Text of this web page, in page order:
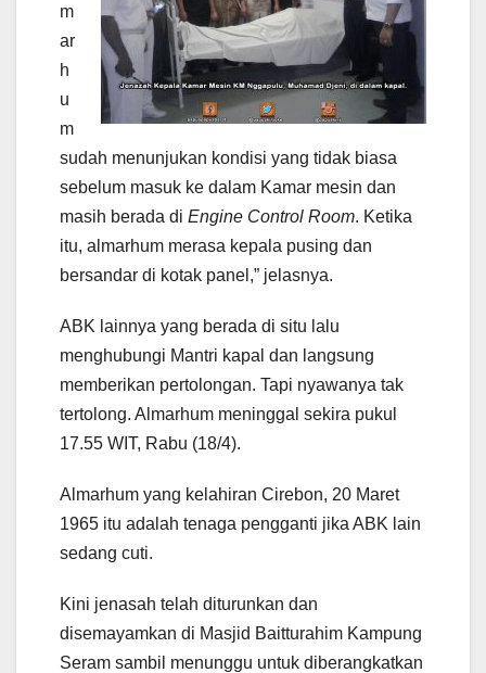
m
ar
h
u
m
sudah menunjukan kondisi yang tidak biasa
sebelum masuk ke dalam Kamar mesin dan
masih berada di Engine Control Room. Ketika
itu, almarhum merasa kepala pusing dan
bersandar di kotak panel,” jelasnya.
ABK lainnya yang berada di situ lalu
menghubungi Mantri kapal dan langsung
memberikan pertolongan. Tapi nyawanya tak
tertolong. Almarhum meninggal sekira pukul
17.55 WIT, Rabu (18/4).
Almarhum yang kelahiran Cirebon, 20 Maret
1965 itu adalah tenaga pengganti jika ABK lain
sedang cuti.
Kini jenasah telah diturunkan dan
disemayamkan di Masjid Baitturahim Kampung
Seram sambil menunggu untuk diberangkatkan